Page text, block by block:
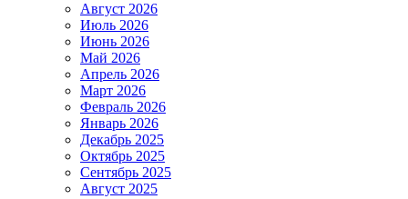
Август 2026
Июль 2026
Июнь 2026
Май 2026
Апрель 2026
Март 2026
Февраль 2026
Январь 2026
Декабрь 2025
Октябрь 2025
Сентябрь 2025
Август 2025